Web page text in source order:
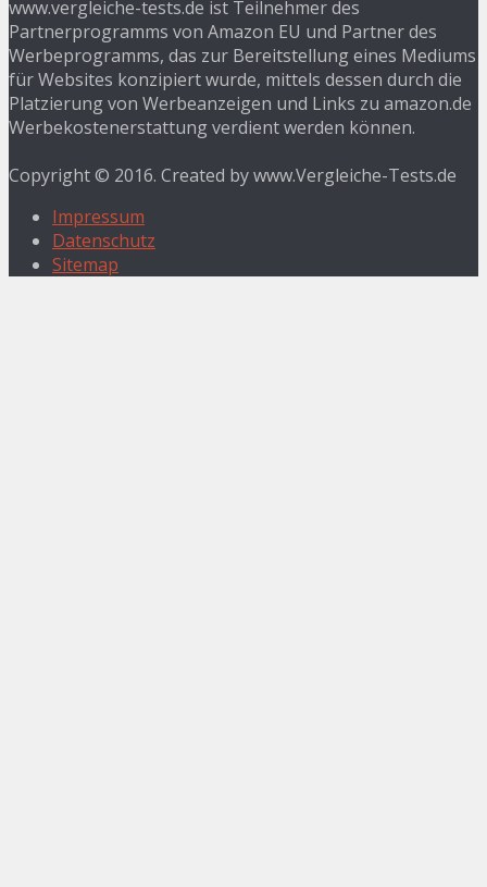
www.vergleiche-tests.de ist Teilnehmer des
Partnerprogramms von Amazon EU und Partner des
Werbeprogramms, das zur Bereitstellung eines Mediums
für Websites konzipiert wurde, mittels dessen durch die
Platzierung von Werbeanzeigen und Links zu amazon.de
Werbekostenerstattung verdient werden können.
Copyright © 2016. Created by www.Vergleiche-Tests.de
Impressum
Datenschutz
Sitemap